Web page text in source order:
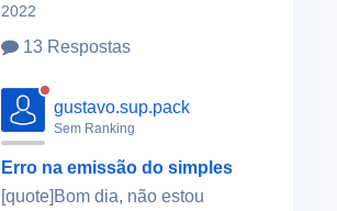
2022
13 Respostas
gustavo.sup.pack
Sem Ranking
Erro na emissão do simples
[quote]Bom dia, não estou